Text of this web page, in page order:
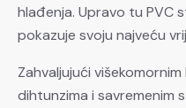
hlađenja. Upravo tu PVC
pokazuje svoju najveću
Zahvaljujući
dihtunzima i savremenim